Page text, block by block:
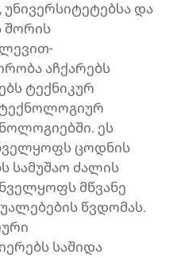
და
შორის
აჩქარებს
ტექნიკურ
ეს
ცოდნის
სამუშაო ძალის
მწვანე
წვდომას.
საშიდა